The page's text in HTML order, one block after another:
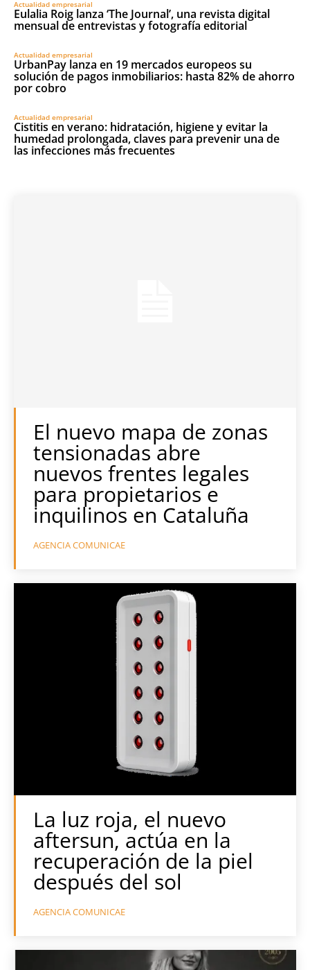
Actualidad empresarial
Eulalia Roig lanza ‘The Journal’, una revista digital
mensual de entrevistas y fotografía editorial
Actualidad empresarial
UrbanPay lanza en 19 mercados europeos su
solución de pagos inmobiliarios: hasta 82% de ahorro
por cobro
Actualidad empresarial
Cistitis en verano: hidratación, higiene y evitar la
humedad prolongada, claves para prevenir una de
las infecciones más frecuentes
El nuevo mapa de zonas
tensionadas abre
nuevos frentes legales
para propietarios e
inquilinos en Cataluña
AGENCIA COMUNICAE
La luz roja, el nuevo
aftersun, actúa en la
recuperación de la piel
después del sol
AGENCIA COMUNICAE